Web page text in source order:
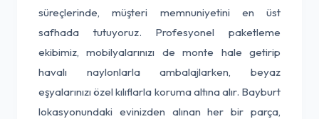
süreçlerinde, müşteri memnuniyetini en üst
safhada tutuyoruz. Profesyonel paketleme
ekibimiz, mobilyalarınızı de monte hale getirip
havalı naylonlarla ambalajlarken, beyaz
eşyalarınızı özel kılıflarla koruma altına alır. Bayburt
lokasyonundaki evinizden alınan her bir parça,